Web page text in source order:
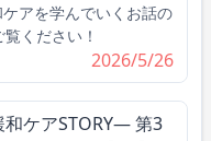
アを学んでいくお話の
ご覧ください！
2026/5/26
和ケアSTORY― 第3